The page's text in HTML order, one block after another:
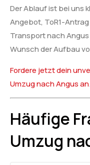
Der Ablauf ist bei uns
Angebot, ToR1-Antrag
Transport nach
Wunsch der Aufbau
Fordere jetzt dein
Umzug nach Angus an.
Häufige
Umzug